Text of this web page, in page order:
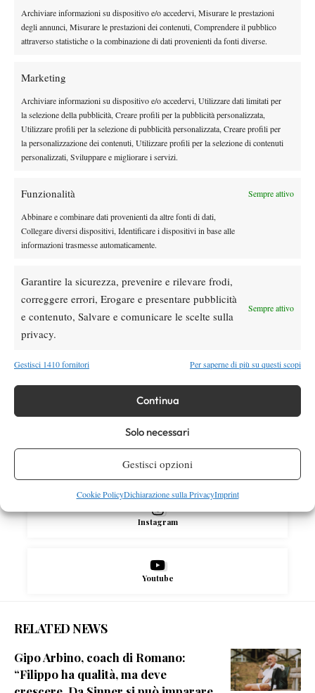
Archiviare informazioni su dispositivo e/o accedervi, Misurare le prestazioni
degli annunci, Misurare le prestazioni dei contenuti, Comprendere il pubblico
attraverso statistiche o la combinazione di dati provenienti da fonti diverse.
Marketing
Archiviare informazioni su dispositivo e/o accedervi, Utilizzare dati limitati per
la selezione della pubblicità, Creare profili per la pubblicità personalizzata,
Utilizzare profili per la selezione di pubblicità personalizzata, Creare profili per
la personalizzazione dei contenuti, Utilizzare profili per la selezione di contenuti
personalizzati, Sviluppare e migliorare i servizi.
Funzionalità Sempre attivo
Abbinare e combinare dati provenienti da altre fonti di dati,
Collegare diversi dispositivi, Identificare i dispositivi in base alle
informazioni trasmesse automaticamente.
Garantire la sicurezza, prevenire e rilevare frodi,
correggere errori, Erogare e presentare pubblicità
e contenuto, Salvare e comunicare le scelte sulla
privacy.
Sempre attivo
Gestisci 1410 fornitori Per saperne di più su questi scopi
Continua
Solo necessari
Gestisci opzioni
Cookie PolicyDichiarazione sulla PrivacyImprint
DI TENDENZA
elimina Sabalenka: sfiderà Svitolina ai quarti
News Wta
Pegula ko a Toronto: Shnaider vola ai quarti
Pioggia a Montreal: Nakashima-
Rinderknech interrotta, slittano anche
Atp News
Masters 1000 Montreal 2026: Darderi
ottiene il secondo quarto di finale 1000
X
Instagram
Youtube
RELATED NEWS
Gipo Arbino, coach di Romano:
“Filippo ha qualità, ma deve